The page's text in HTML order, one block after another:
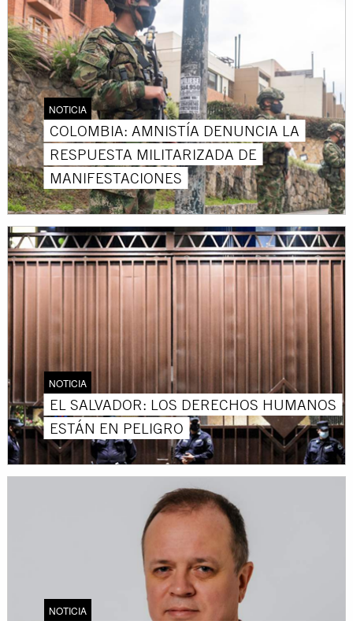
NOTICIA
COLOMBIA: AMNISTÍA DENUNCIA LA
RESPUESTA MILITARIZADA DE
MANIFESTACIONES
NOTICIA
EL SALVADOR: LOS DERECHOS HUMANOS
ESTÁN EN PELIGRO
NOTICIA